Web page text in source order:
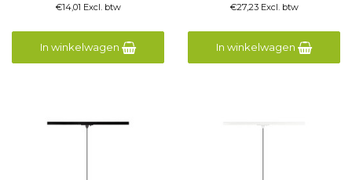
€14,01 Excl. btw
In winkelwagen
€27,23 Excl. btw
In winkelwagen